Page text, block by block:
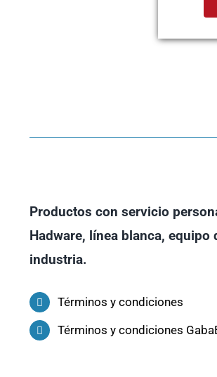
Productos con servicio
Hadware, línea blanca,
industria.
Términos y condiciones
Términos y condiciones